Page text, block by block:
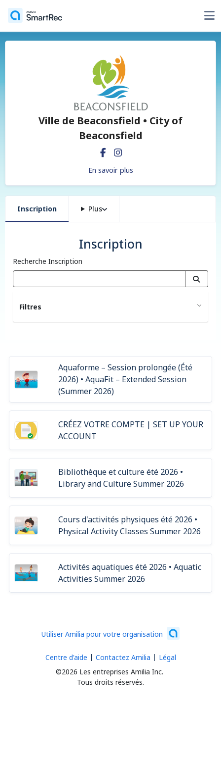
Ville de Beaconsfield • City of
Beaconsfield
En savoir plus
Inscription Plus
Inscription
Recherche Inscription
Filtres
Aquaforme – Session prolongée (Été
2026) • AquaFit – Extended Session
(Summer 2026)
CRÉEZ VOTRE COMPTE | SET UP YOUR
ACCOUNT
Bibliothèque et culture été 2026 •
Library and Culture Summer 2026
Cours d'activités physiques été 2026 •
Physical Activity Classes Summer 2026
Activités aquatiques été 2026 • Aquatic
Activities Summer 2026
Utiliser Amilia pour votre organisation
©2026 Les entreprises Amilia Inc.
Tous droits réservés.
Centre d'aide Contactez Amilia Légal